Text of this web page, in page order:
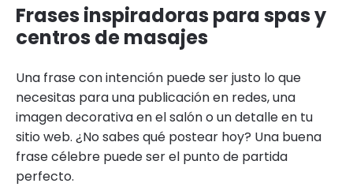
Frases inspiradoras para spas y
centros de masajes
Una frase con intención puede ser justo lo que
necesitas para una publicación en redes, una
imagen decorativa en el salón o un detalle en tu
sitio web. ¿No sabes qué postear hoy? Una buena
frase célebre puede ser el punto de partida
perfecto.